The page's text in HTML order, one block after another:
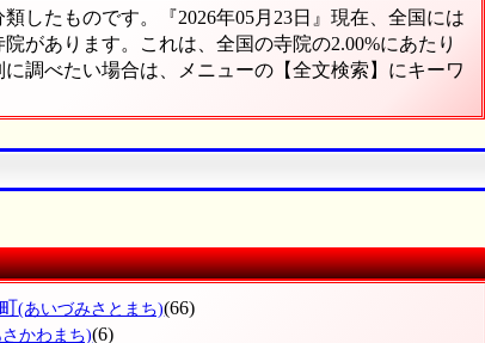
したものです。『2026年05月23日』現在、全国には
があります。これは、全国の寺院の2.00%にあたり
調べたい場合は、メニューの【全文検索】にキーワ
(あいづみさとまち)(66)
かわまち)(6)